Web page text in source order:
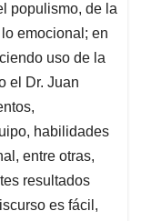
populismo, de la
emocional; en
uso de la
el Dr. Juan
habilidades
entre otras,
resultados
es fácil,